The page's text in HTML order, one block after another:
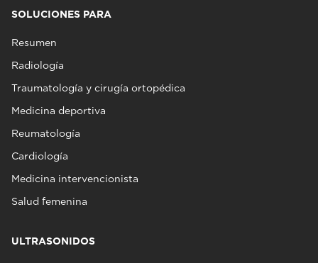
SOLUCIONES PARA
Resumen
Radiología
Traumatología y cirugía ortopédica
Medicina deportiva
Reumatología
Cardiología
Medicina intervencionista
Salud femenina
ULTRASONIDOS